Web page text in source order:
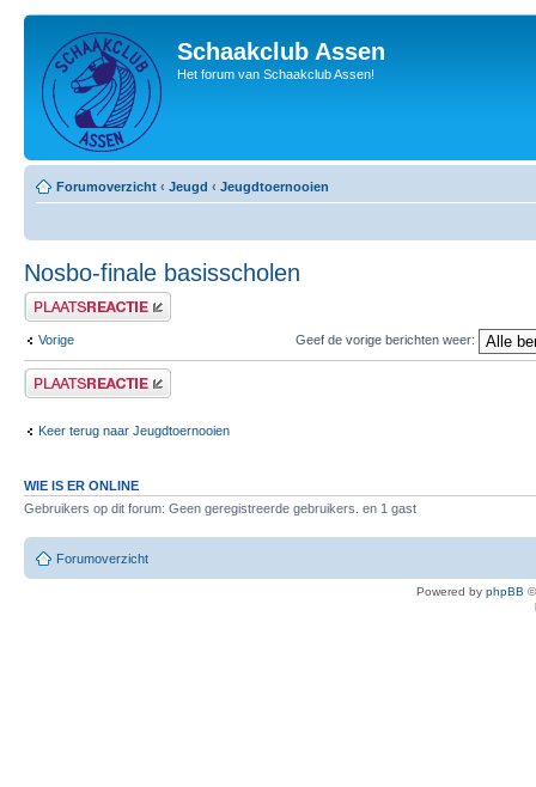
Schaakclub Assen
Het forum van Schaakclub Assen!
Forumoverzicht ‹ Jeugd ‹ Jeugdtoernooien
Nosbo-finale basisscholen
Plaats een reactie
Vorige Geef de vorige berichten weer:
Plaats een reactie
Keer terug naar Jeugdtoernooien
WIE IS ER ONLINE
Gebruikers op dit forum: Geen geregistreerde gebruikers. en 1 gast
Forumoverzicht
Powered by phpBB